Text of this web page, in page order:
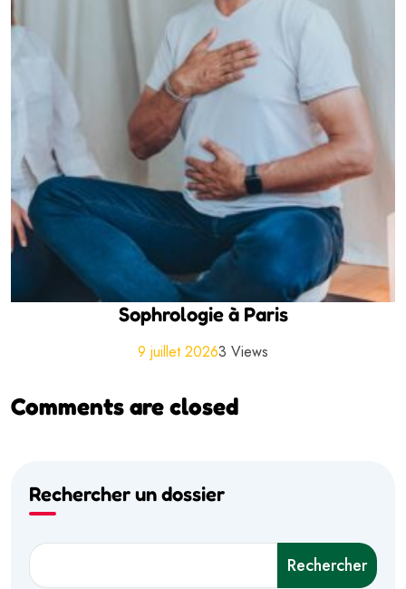
Sophrologie à Paris
9 juillet 20263 Views
Comments are closed
Rechercher un dossier
Rechercher